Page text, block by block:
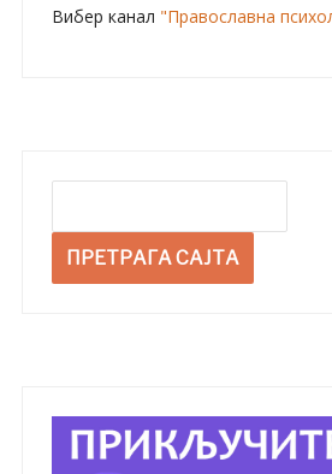
Вибер канал "Православна